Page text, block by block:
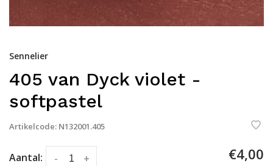
Sennelier
405 van Dyck violet -
softpastel
Artikelcode: N132001.405
Aantal: +
- €4,00